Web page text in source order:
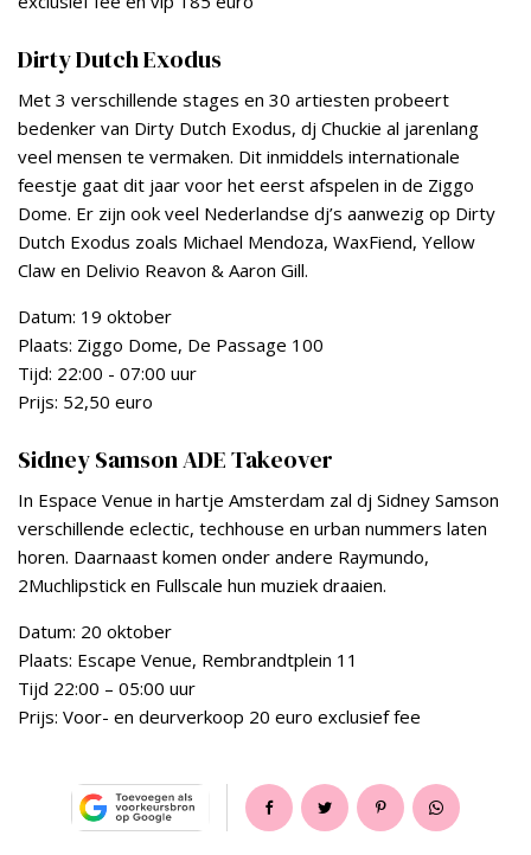
Dirty Dutch Exodus
Met 3 verschillende stages en 30 artiesten probeert
bedenker van Dirty Dutch Exodus, dj Chuckie al jarenlang
veel mensen te vermaken. Dit inmiddels internationale
feestje gaat dit jaar voor het eerst afspelen in de Ziggo
Dome. Er zijn ook veel Nederlandse dj’s aanwezig op Dirty
Dutch Exodus zoals Michael Mendoza, WaxFiend, Yellow
Claw en Delivio Reavon & Aaron Gill.
Datum: 19 oktober
Plaats: Ziggo Dome, De Passage 100
Tijd: 22:00 - 07:00 uur
Prijs: 52,50 euro
Sidney Samson ADE Takeover
In Espace Venue in hartje Amsterdam zal dj Sidney Samson
verschillende eclectic, techhouse en urban nummers laten
horen. Daarnaast komen onder andere Raymundo,
2Muchlipstick en Fullscale hun muziek draaien.
Datum: 20 oktober
Plaats: Escape Venue, Rembrandtplein 11
Tijd 22:00 – 05:00 uur
Prijs: Voor- en deurverkoop 20 euro exclusief fee